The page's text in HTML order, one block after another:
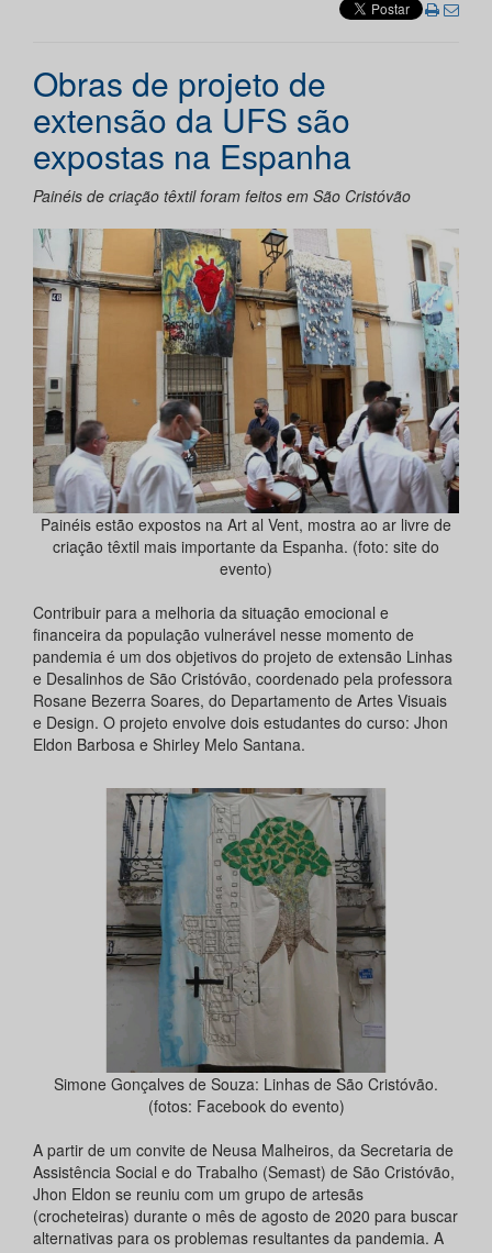
Obras de projeto de
extensão da UFS são
expostas na Espanha
Painéis de criação têxtil foram feitos em São Cristóvão
Painéis estão expostos na Art al Vent, mostra ao ar livre de
criação têxtil mais importante da Espanha. (foto: site do
evento)
Contribuir para a melhoria da situação emocional e
financeira da população vulnerável nesse momento de
pandemia é um dos objetivos do projeto de extensão Linhas
e Desalinhos de São Cristóvão, coordenado pela professora
Rosane Bezerra Soares, do Departamento de Artes Visuais
e Design. O projeto envolve dois estudantes do curso: Jhon
Eldon Barbosa e Shirley Melo Santana.
Simone Gonçalves de Souza: Linhas de São Cristóvão.
(fotos: Facebook do evento)
A partir de um convite de Neusa Malheiros, da Secretaria de
Assistência Social e do Trabalho (Semast) de São Cristóvão,
Jhon Eldon se reuniu com um grupo de artesãs
(crocheteiras) durante o mês de agosto de 2020 para buscar
alternativas para os problemas resultantes da pandemia. A